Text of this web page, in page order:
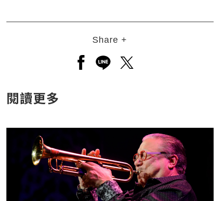
Share +
另開新視窗分享至facebook
另開新視窗分享至line
另開新視窗分享至
閱讀更多